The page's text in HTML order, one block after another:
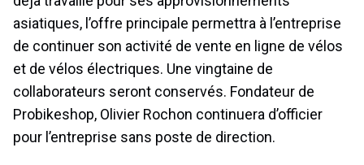
asiatiques, l’offre principale permettra à l’entreprise
de continuer son activité de vente en ligne de vélos
et de vélos électriques. Une vingtaine de
collaborateurs seront conservés. Fondateur de
Probikeshop, Olivier Rochon continuera d’officier
pour l’entreprise sans poste de direction.